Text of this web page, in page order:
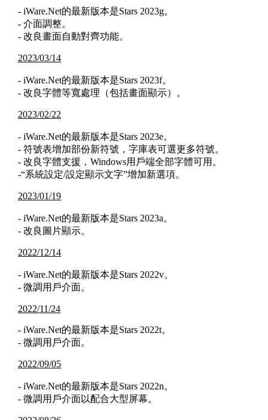
- iWare.Net的最新版本是Stars 2023g。
- 介面調整。
- 改良畫面自動對齊功能。
2023/03/14
- iWare.Net的最新版本是Stars 2023f。
- 改良字體等寬處理（包括畫面顯示）。
2023/02/22
- iWare.Net的最新版本是Stars 2023e。
- 符號表增加部份新符號，字庫表可選更多符號。
- 改良字體支援，Windows用戶端全部字體可用。
-“系統設定/設定顯示文字”增加新選項。
2023/01/19
- iWare.Net的最新版本是Stars 2023a。
- 改良圖片顯示。
2022/12/14
- iWare.Net的最新版本是Stars 2022v。
- 微調用戶介面。
2022/11/24
- iWare.Net的最新版本是Stars 2022t。
- 微調用戶介面。
2022/09/05
- iWare.Net的最新版本是Stars 2022n。
- 微調用戶介面以配合大型屏幕。